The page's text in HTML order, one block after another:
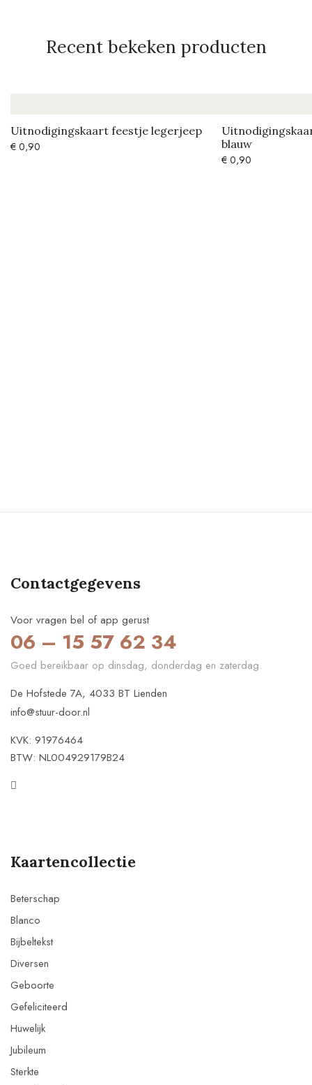
Recent bekeken producten
Uitnodigingskaart feestje legerjeep
€ 0,90
blauw
€ 0,90
Contactgegevens
Voor vragen bel of app gerust
06 – 15 57 62 34
Goed bereikbaar op dinsdag, donderdag en zaterdag.
De Hofstede 7A, 4033 BT Lienden
info@stuur-door.nl
KVK: 91976464
BTW: NL004929179B24
Kaartencollectie
Beterschap
Blanco
Bijbeltekst
Diversen
Geboorte
Gefeliciteerd
Huwelijk
Jubileum
Sterkte